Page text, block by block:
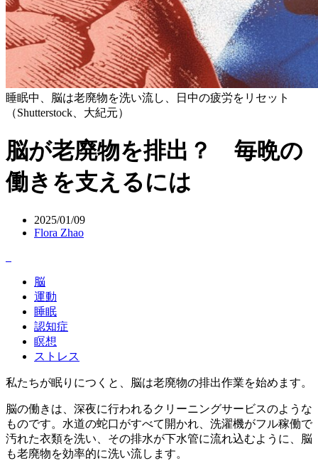
睡眠中、脳は老廃物を洗い流し、日中の疲労をリセット
（Shutterstock、大紀元）
脳が老廃物を排出？ 毎晩の
働きを支えるには
2025/01/09
Flora Zhao
脳
運動
睡眠
認知症
瞑想
ストレス
私たちが眠りにつくと、脳は老廃物の排出作業を始めます。
脳の働きは、深夜に行われるクリーニングサービスのような
ものです。水道の蛇口がすべて開かれ、洗濯機がフル稼働で
汚れた衣類を洗い、その排水が下水管に流れ込むように、脳
も老廃物を効率的に洗い流します。